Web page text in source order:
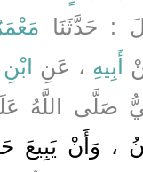
: حَدَّثَنَا
أَبِيهِ ، عَنِ
صَلَّى اللَّهُ
، وَأَنْ يَبِيعَ